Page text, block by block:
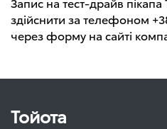
здійснити за телефоном
через форму на сайті
Тойота